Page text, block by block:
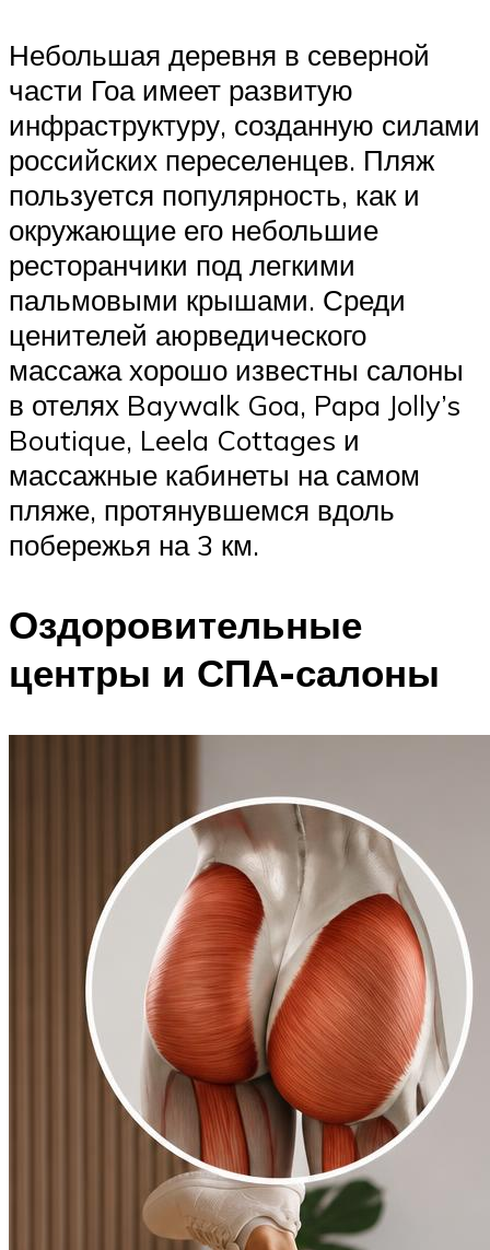
Небольшая деревня в северной
части Гоа имеет развитую
инфраструктуру, созданную силами
российских переселенцев. Пляж
пользуется популярность, как и
окружающие его небольшие
ресторанчики под легкими
пальмовыми крышами. Среди
ценителей аюрведического
массажа хорошо известны салоны
в отелях Baywalk Goa, Papa Jolly’s
Boutique, Leela Cottages и
массажные кабинеты на самом
пляже, протянувшемся вдоль
побережья на 3 км.
Оздоровительные
центры и СПА-салоны